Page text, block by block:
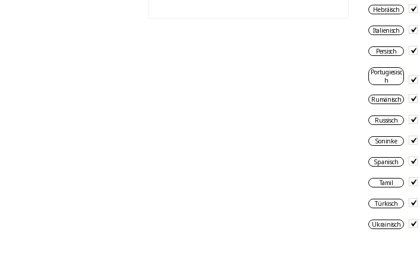
Hebräisch
Italienisch
Persisch
Portugiesisc
h
Rumänisch
Russisch
Soninke
Spanisch
Tamil
Türkisch
Ukrainisch